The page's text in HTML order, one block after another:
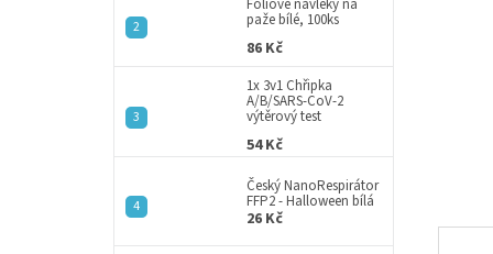
paže bílé, 100ks
86 Kč
1x 3v1 Chřipka
A/B/SARS-CoV-2
výtěrový test
54 Kč
Český NanoRespirátor
FFP2 - Halloween bílá
26 Kč